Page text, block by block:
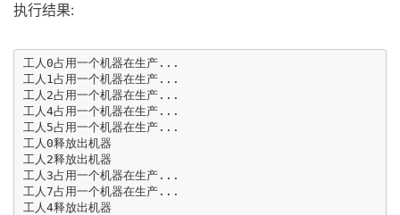
执行结果:
工人0占用一个机器在生产...
工人1占用一个机器在生产...
工人2占用一个机器在生产...
工人4占用一个机器在生产...
工人5占用一个机器在生产...
工人0释放出机器
工人2释放出机器
工人3占用一个机器在生产...
工人7占用一个机器在生产...
工人4释放出机器